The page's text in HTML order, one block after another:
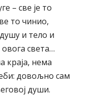
– све је то
то чинио,
и тело и
света…
краја, нема
довољно сам
души.